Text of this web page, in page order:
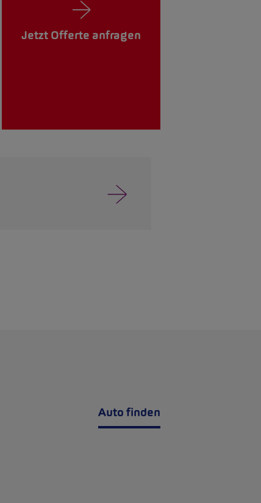
Jetzt Offerte anfragen
Auto finden